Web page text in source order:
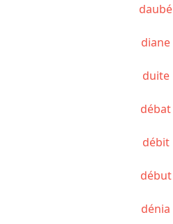
daubé
diane
duite
débat
débit
début
dénia